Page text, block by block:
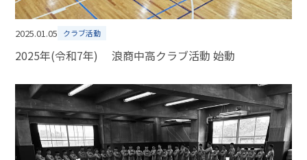
2025.01.05 クラブ活動
2025年(令和7年) 浪商中高クラブ活動 始動